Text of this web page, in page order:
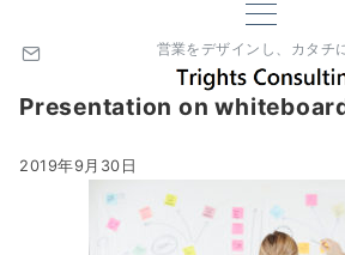
営業をデザインし、カタチ
Presentation on
2019年9月30日